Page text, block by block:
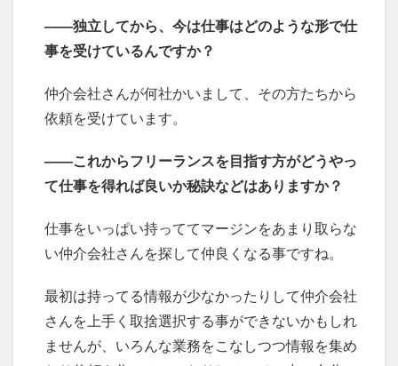
――独立してから、今は仕事はどのような形で仕
事を受けているんですか？
仲介会社さんが何社かいまして、その方たちから
依頼を受けています。
――これからフリーランスを目指す方がどうやっ
て仕事を得れば良いか秘訣などはありますか？
仕事をいっぱい持っててマージンをあまり取らな
い仲介会社さんを探して仲良くなる事ですね。
最初は持ってる情報が少なかったりして仲介会社
さんを上手く取捨選択する事ができないかもしれ
ませんが、いろんな業務をこなしつつ情報を集め